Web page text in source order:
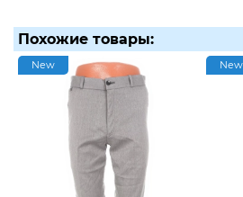
Похожие товары:
New New